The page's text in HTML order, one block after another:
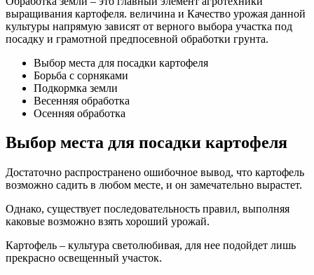
выращивания картофеля. величина и Качество урожая данной
культуры напрямую зависят от верного выбора участка под
посадку и грамотной предпосевной обработки грунта.
Выбор места для посадки картофеля
Борьба с сорняками
Подкормка земли
Весенняя обработка
Осенняя обработка
Выбор места для посадки картофеля
Достаточно распространено ошибочное вывод, что картофель
возможно садить в любом месте, и он замечательно вырастет.
Однако, существует последовательность правил, выполняя
каковые возможно взять хороший урожай.
Картофель – культура светолюбивая, для нее подойдет лишь
прекрасно освещенный участок.